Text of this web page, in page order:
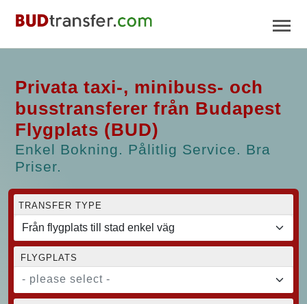
Privata taxi-, minibuss- och
busstransferer från Budapest
Flygplats (BUD)
Enkel Bokning. Pålitlig Service. Bra
Priser.
TRANSFER TYPE
FLYGPLATS
- please select -